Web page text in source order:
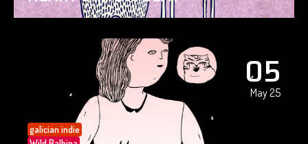
05
May 25
galician indie